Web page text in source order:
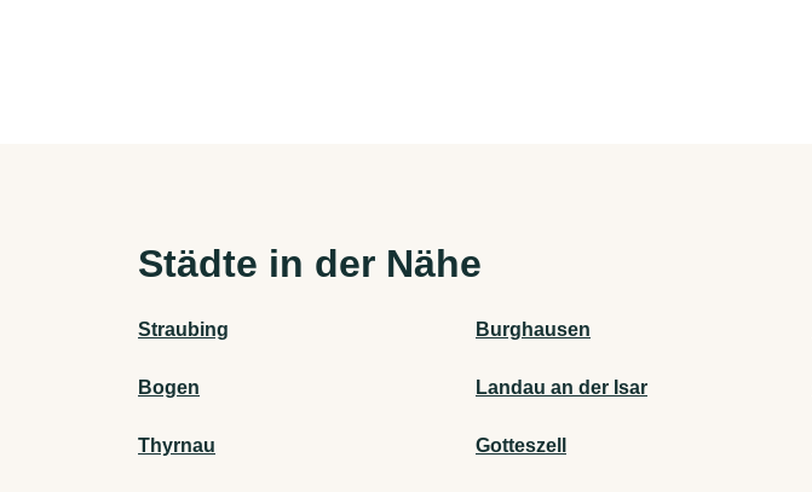
Städte in der Nähe
Straubing Burghausen
Bogen Landau an der Isar
Thyrnau Gotteszell